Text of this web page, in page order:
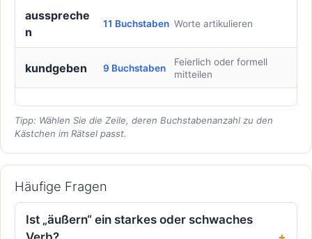
ausspreche
n
11 Buchstaben Worte artikulieren
kundgeben 9 Buchstaben
Feierlich oder formell
mitteilen
Tipp: Wählen Sie die Zeile, deren Buchstabenanzahl zu den
Kästchen im Rätsel passt.
Häufige Fragen
Ist „äußern“ ein starkes oder schwaches